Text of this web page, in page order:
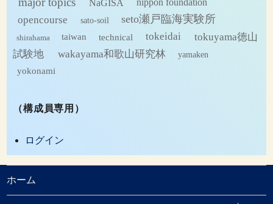
NaGISA nippon foundation
opencourse sato-soil seto瀬戸臨海実験所
shirahama taiwan technical tokeidai
tokuyama徳山
試験地
wakayama和歌山研究林
yamaken
yokonami
（構成員専用）
ログイン
ホーム